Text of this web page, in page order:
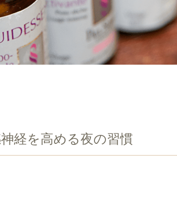
経を高める夜の習慣